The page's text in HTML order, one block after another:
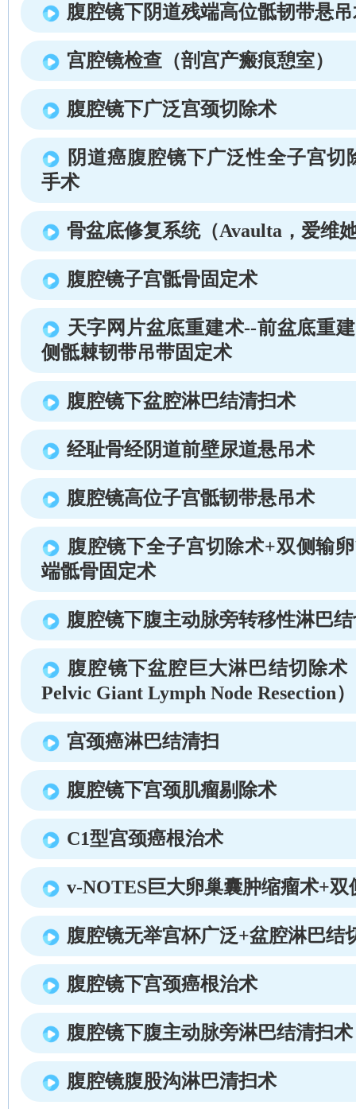
腹腔镜下阴道残端高位骶韧带悬
宫腔镜检查（剖宫产瘢痕憩室）
腹腔镜下广泛宫颈切除术
阴道癌腹腔镜下广泛性全子宫切
手术
骨盆底修复系统（Avaulta，爱维
腹腔镜子宫骶骨固定术
天字网片盆底重建术--前盆底重
侧骶棘韧带吊带固定术
腹腔镜下盆腔淋巴结清扫术
经耻骨经阴道前壁尿道悬吊术
腹腔镜高位子宫骶韧带悬吊术
腹腔镜下全子宫切除术+双侧输
端骶骨固定术
腹腔镜下腹主动脉旁转移性淋巴
腹腔镜下盆腔巨大淋巴结切除术
Pelvic Giant Lymph Node Resection）
宫颈癌淋巴结清扫
腹腔镜下宫颈肌瘤剔除术
C1型宫颈癌根治术
v-NOTES巨大卵巢囊肿缩瘤术+双
腹腔镜无举宫杯广泛+盆腔淋巴结
腹腔镜下宫颈癌根治术
腹腔镜下腹主动脉旁淋巴结清扫术
腹腔镜腹股沟淋巴清扫术